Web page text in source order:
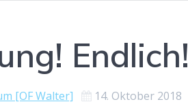
Endlich!
[OF Walter] 14. Oktober 2018